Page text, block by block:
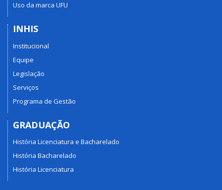
Uso da marca UFU
INHIS
Institucional
Equipe
Legislação
Serviços
Programa de Gestão
GRADUAÇÃO
História Licenciatura e Bacharelado
História Bacharelado
História Licenciatura